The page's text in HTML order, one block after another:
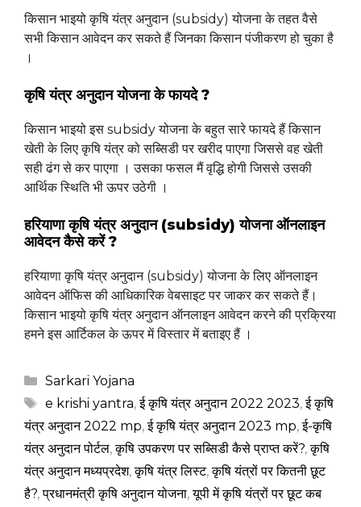
किसान भाइयो कृषि यंत्र अनुदान (subsidy) योजना के तहत वैसे
सभी किसान आवेदन कर सकते हैं जिनका किसान पंजीकरण हो चुका है
।
कृषि यंत्र अनुदान योजना के फायदे ?
किसान भाइयो इस subsidy योजना के बहुत सारे फायदे हैं किसान
खेती के लिए कृषि यंत्र को सब्सिडी पर खरीद पाएगा जिससे वह खेती
सही ढंग से कर पाएगा । उसका फसल मैं वृद्धि होगी जिससे उसकी
आर्थिक स्थिति भी ऊपर उठेगी ।
हरियाणा कृषि यंत्र अनुदान (subsidy) योजना ऑनलाइन
आवेदन कैसे करें ?
हरियाणा कृषि यंत्र अनुदान (subsidy) योजना के लिए ऑनलाइन
आवेदन ऑफिस की आधिकारिक वेबसाइट पर जाकर कर सकते हैं।
किसान भाइयो कृषि यंत्र अनुदान ऑनलाइन आवेदन करने की प्रक्रिया
हमने इस आर्टिकल के ऊपर में विस्तार में बताइए हैं ।
Categories
Sarkari Yojana
Tags
e krishi yantra,ई कृषि यंत्र अनुदान 2022 2023,ई कृषि
यंत्र अनुदान 2022 mp,ई कृषि यंत्र अनुदान 2023 mp,ई-कृषि
यंत्र अनुदान पोर्टल,कृषि उपकरण पर सब्सिडी कैसे प्राप्त करें?,कृषि
यंत्र अनुदान मध्यप्रदेश,कृषि यंत्र लिस्ट,कृषि यंत्रों पर कितनी छूट
है?,प्रधानमंत्री कृषि अनुदान योजना,यूपी में कृषि यंत्रों पर छूट कब